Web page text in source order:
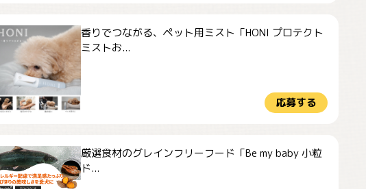
香りでつながる、ペット用ミスト「HONI プロテクト
ミストお...
応募する
厳選食材のグレインフリーフード「Be my baby 小粒
ド...